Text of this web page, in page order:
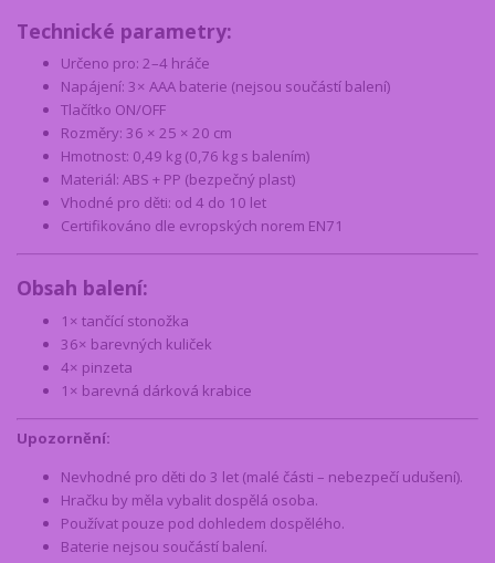
Technické parametry:
Určeno pro: 2–4 hráče
Napájení: 3× AAA baterie (nejsou součástí balení)
Tlačítko ON/OFF
Rozměry: 36 × 25 × 20 cm
Hmotnost: 0,49 kg (0,76 kg s balením)
Materiál: ABS + PP (bezpečný plast)
Vhodné pro děti: od 4 do 10 let
Certifikováno dle evropských norem EN71
Obsah balení:
1× tančící stonožka
36× barevných kuliček
4× pinzeta
1× barevná dárková krabice
Upozornění:
Nevhodné pro děti do 3 let (malé části – nebezpečí udušení).
Hračku by měla vybalit dospělá osoba.
Používat pouze pod dohledem dospělého.
Baterie nejsou součástí balení.